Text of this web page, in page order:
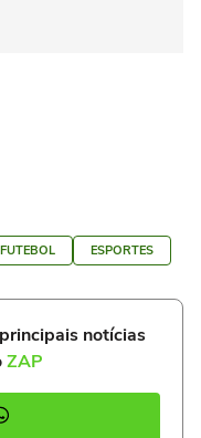
FUTEBOL ESPORTES
notícias
ZAP